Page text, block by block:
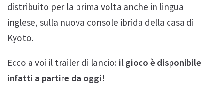
distribuito per la prima volta anche in lingua
inglese, sulla nuova console ibrida della casa di
Kyoto.
Ecco a voi il trailer di lancio: il gioco è disponibile
infatti a partire da oggi!